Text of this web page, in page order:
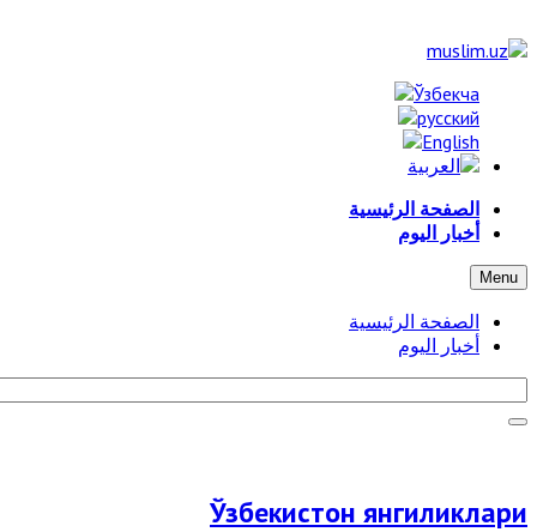
الصفحة الرئيسية
أخبار اليوم
Menu
الصفحة الرئيسية
أخبار اليوم
Ўзбекистон янгиликлари